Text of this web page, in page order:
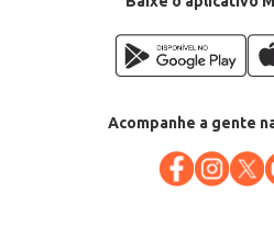
Acompanhe a gente